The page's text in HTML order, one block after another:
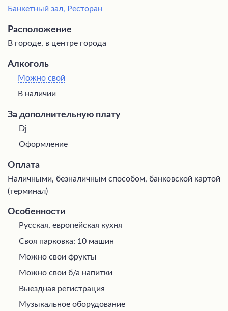
Банкетный зал, Ресторан
Расположение
В городе, в центре города
Алкоголь
Можно свой
В наличии
За дополнительную плату
Dj
Оформление
Оплата
Наличными, безналичным способом, банковской картой
(терминал)
Особенности
Русская, европейская кухня
Своя парковка: 10 машин
Можно свои фрукты
Можно свои б/а напитки
Выездная регистрация
Музыкальное оборудование